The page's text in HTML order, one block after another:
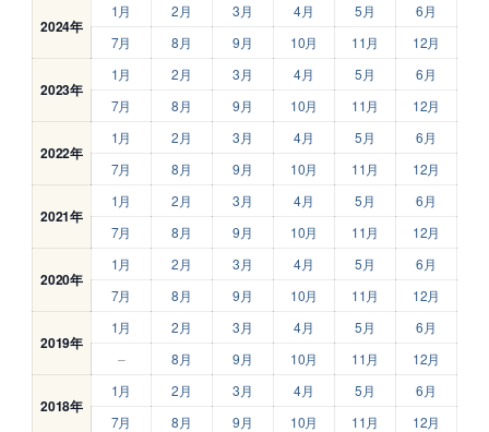
2024年
1月 2月 3月 4月 5月
6月
7月
8月 9月 10月 11月 12月
2023年
1月 2月 3月 4月 5月
6月
7月
8月 9月 10月 11月 12月
2022年
1月 2月 3月 4月 5月
6月
7月
8月 9月 10月 11月 12月
2021年
1月 2月 3月 4月 5月
6月
7月
8月 9月 10月 11月 12月
2020年
1月 2月 3月 4月 5月
6月
7月
8月 9月 10月 11月 12月
2019年
1月 2月 3月 4月 5月
6月
–
8月 9月 10月 11月 12月
2018年
1月 2月 3月 4月 5月
6月
7月
8月 9月 10月 11月 12月